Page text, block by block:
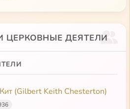
ЦЕРКОВНЫЕ ДЕЯТЕЛИ
(Gilbert Keith Chesterton)